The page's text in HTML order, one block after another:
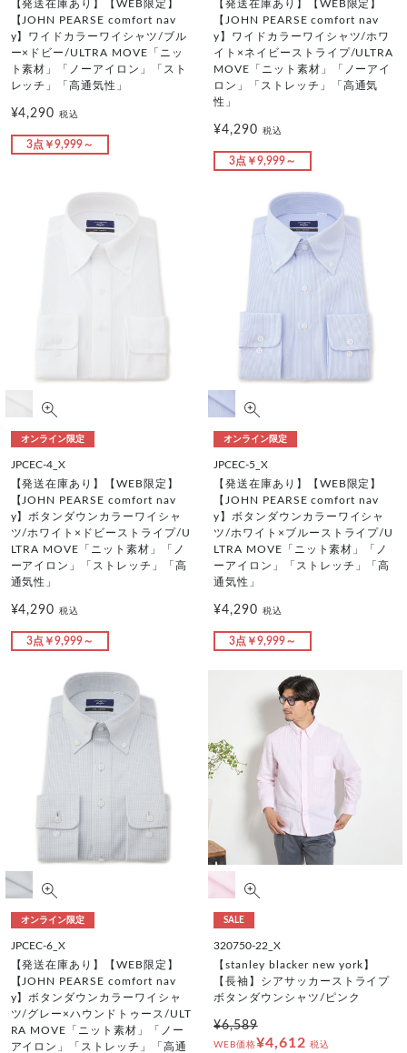
【発送在庫あり】【WEB限定】
【JOHN PEARSE comfort nav
y】ワイドカラーワイシャツ/ブル
ー×ドビー/ULTRA MOVE「ニッ
ト素材」「ノーアイロン」「スト
レッチ」「高通気性」
¥4,290税込
3点￥9,999～
【発送在庫あり】【WEB限定】
【JOHN PEARSE comfort nav
y】ワイドカラーワイシャツ/ホワ
イト×ネイビーストライプ/ULTRA
MOVE「ニット素材」「ノーアイ
ロン」「ストレッチ」「高通気
性」
¥4,290 税込
3点￥9,999～
オンライン限定
JPCEC-4_X
【発送在庫あり】【WEB限定】
【JOHN PEARSE comfort nav
y】ボタンダウンカラーワイシャ
ツ/ホワイト×ドビーストライプ/U
LTRA MOVE「ニット素材」「ノ
ーアイロン」「ストレッチ」「高
通気性」
¥4,290税込
3点￥9,999～
オンライン限定
JPCEC-5_X
【発送在庫あり】【WEB限定】
【JOHN PEARSE comfort nav
y】ボタンダウンカラーワイシャ
ツ/ホワイト×ブルーストライプ/U
LTRA MOVE「ニット素材」「ノ
ーアイロン」「ストレッチ」「高
通気性」
¥4,290 税込
3点￥9,999～
オンライン限定
JPCEC-6_X
【発送在庫あり】【WEB限定】
【JOHN PEARSE comfort nav
y】ボタンダウンカラーワイシャ
ツ/グレー×ハウンドトゥース/ULT
RA MOVE「ニット素材」「ノー
アイロン」「ストレッチ」「高通
SALE
320750-22_X
【stanley blacker new york】
【長袖】シアサッカーストライプ
ボタンダウンシャツ/ピンク
¥6,589
WEB価格¥4,612 税込